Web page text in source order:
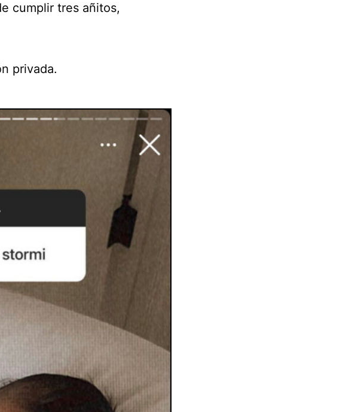
cumplir tres añitos,
privada.